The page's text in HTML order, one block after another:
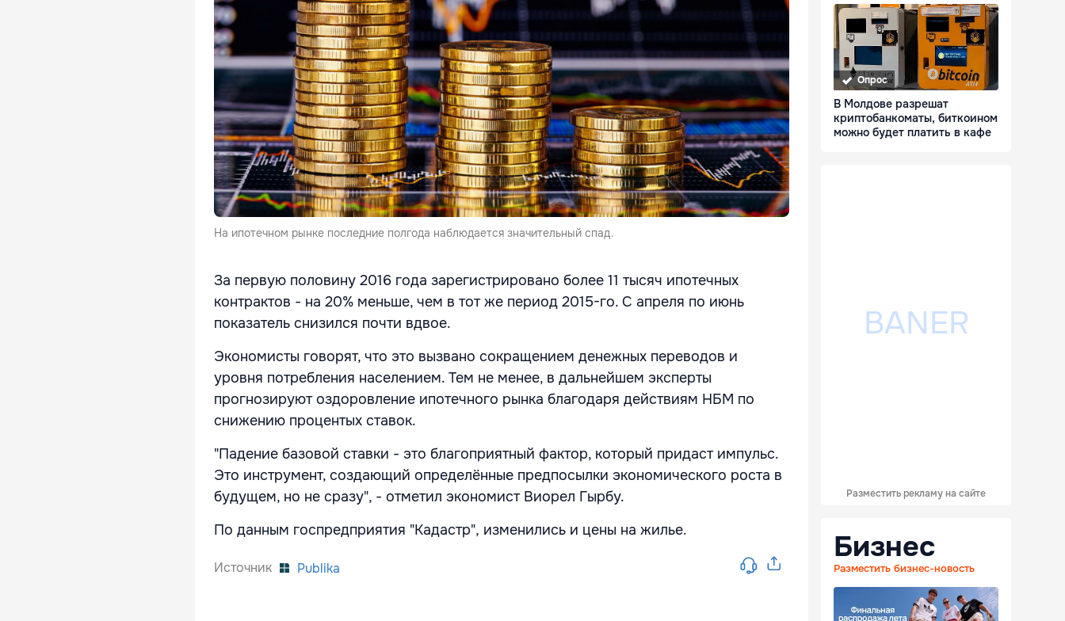
На ипотечном рынке последние полгода наблюдается значительный спад.
За первую половину 2016 года зарегистрировано более 11 тысяч ипотечных
контрактов - на 20% меньше, чем в тот же период 2015-го. С апреля по июнь
показатель снизился почти вдвое.
Экономисты говорят, что это вызвано сокращением денежных переводов и
уровня потребления населением. Тем не менее, в дальнейшем эксперты
прогнозируют оздоровление ипотечного рынка благодаря действиям НБМ по
снижению процентых ставок.
"Падение базовой ставки - это благоприятный фактор, который придаст импульс.
Это инструмент, создающий определённые предпосылки экономического роста в
будущем, но не сразу", - отметил экономист Виорел Гырбу.
По данным госпредприятия "Кадастр", изменились и цены на жилье.
Источник Publika
Опрос
В Молдове разрешат
криптобанкоматы, биткоином
можно будет платить в кафе
Разместить рекламу на сайте
Бизнес
Разместить бизнес-новость